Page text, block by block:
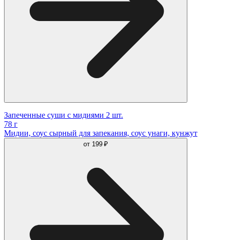
Запеченные суши с мидиями 2 шт.
78 г
Мидии, соус сырный для запекания, соус унаги, кунжут
от 199 ₽